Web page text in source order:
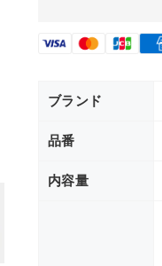
ブランド
品番
内容量